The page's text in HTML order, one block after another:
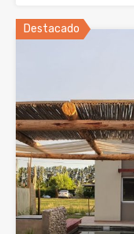
Destacado